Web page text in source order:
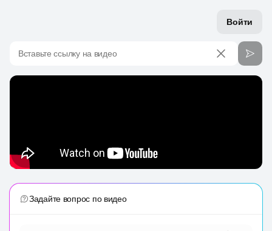
Войти
Вставьте ссылку на видео
Задайте вопрос по видео